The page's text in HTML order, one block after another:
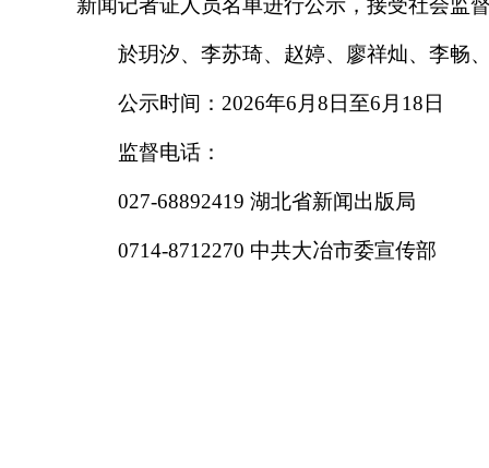
新闻记者证人员名单进行公示，接受社会监
於玥汐、李苏琦、赵婷、廖祥灿、李畅
公示时间：2026年6月8日至6月18日
监督电话：
027-68892419 湖北省新闻出版局
0714-8712270 中共大冶市委宣传部